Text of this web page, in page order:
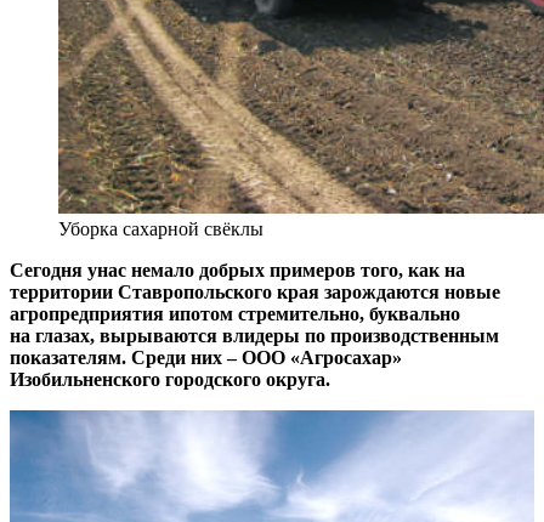
Уборка сахарной свёклы
Сегодня унас немало добрых примеров того, как на
территории Ставропольского края зарождаются новые
агропредприятия ипотом стремительно, буквально
на глазах, вырываются влидеры по производственным
показателям. Среди них– ​ООО «Агросахар»
Изобильненского городского округа.